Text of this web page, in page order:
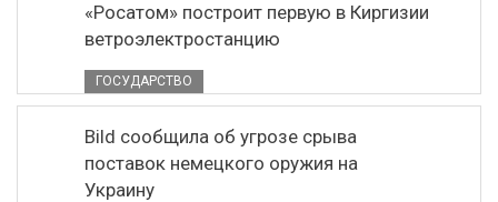
«Росатом» построит первую в Киргизии
ветроэлектростанцию
ГОСУДАРСТВО
Bild сообщила об угрозе срыва
поставок немецкого оружия на
Украину